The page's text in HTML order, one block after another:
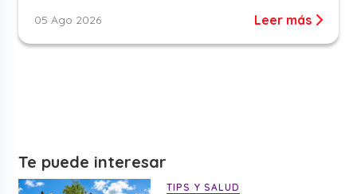
05 Ago 2026 Leer más
Te puede interesar
TIPS Y SALUD